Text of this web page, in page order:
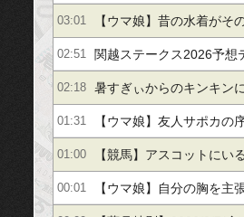
DKPIとDKPIが触れてる
03:01 【ウマ娘】昔の水着がそ
ニー…まるで成長してい
02:51 関越ステークス2026予想
ンク＆新潟芝1800m騎手
底分析
02:18 暑すぎぃからのキンキン
01:31 【ウマ娘】友人サポカの
「後に回すと逃げ回る」
01:00 【競馬】アスコットにい
ール騎手 紹介文おかし
00:01 【ウマ娘】自分の胸を主